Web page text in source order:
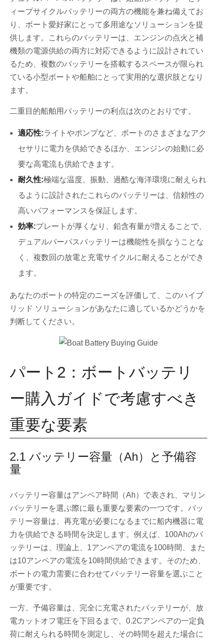
ィープサイクルバッテリーの両方の機能を兼ね備えてお
り、ボート愛好家にとって多用途なソリューションを提
供します。これらのバッテリーは、エンジンの点火と補
機類の電源供給の両方に対応できるように設計されてい
るため、複数のバッテリーを搭載するスペースが限られ
ている小型ボートや船舶にとって実用的な選択肢となり
ます。
二重目的船舶用バッテリーの利点は次のとおりです。
適応性:ライトやポンプなど、ボートのさまざまなアク
セサリに電力を供給できるほか、エンジンの始動に必
要な高電流も供給できます。
耐久性:極端な温度、振動、過酷な海洋環境に耐えられ
るように設計されたこれらのバッテリーは、信頼性の
高いパフォーマンスを保証します。
効率:プレートが厚くなり、鉛含有量が増えることで、
デュアルパーパスバッテリーは機能性を損なうことな
く、複数回の放電と充電サイクルに耐えることができ
ます。
あなたのボートの特定のニーズを評価して、このハイブ
リッド ソリューションがあなたに適しているかどうかを
判断してください。
パート2：ボートバッテリ
ー購入ガイドで考慮すべき
重要な要素
2.1 バッテリー容量（Ah）と予備容
量
バッテリー容量はアンペア時間（Ah）で表され、マリン
バッテリーを選ぶ際に最も重要な要素の一つです。バッ
テリー容量は、再充電が必要になるまでに船内機器に電
力を供給できる時間を決定します。例えば、100Ahのバ
ッテリーは、理論上、1アンペアの電流を100時間、また
は10アンペアの電流を10時間供給できます。そのため、
ボートの電力需要に合わせてバッテリー容量を選ぶこと
が重要です。
一方、予備容量は、完全に充電されたバッテリーが、放
電カットオフ電圧を下回るまで、0.2Cアンペアの一定負
荷に耐えられる時間を測定し、その時間を超えた場合に